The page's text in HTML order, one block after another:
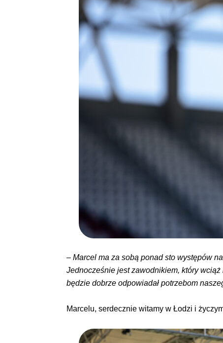
–Marcel ma za sobą ponad sto występów
Jednocześnie jest zawodnikiem, który
będzie dobrze odpowiadał potrzebom
Marcelu, serdecznie witamy w Łodzi i